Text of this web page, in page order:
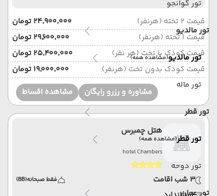
تور گوانجو
تور مالدیو
تور مالدیو(مشاهده همه)
تور ماله
تور قطر
تور قطر(مشاهده همه)
تور دوحه
تور عمان
قیمت 2 تخته (هرنفر)
۲۴٬۹۰۰٬۰۰۰ تومان
قیمت 1 تخته (هرنفر)
۲۹٬۶۰۰٬۰۰۰ تومان
قیمت کودک با تخت (هر نفر)
۲۵٬۴۰۰٬۰۰۰ تومان
قیمت کودک بدون تخت (هرنفر)
۱۹٬۰۰۰٬۰۰۰ تومان
مشاوره و رزرو رایگان
مشاهده اقساط
هتل چمبرس
hotel Chambers
3 شب اقامت فقط صبحانه(BB)